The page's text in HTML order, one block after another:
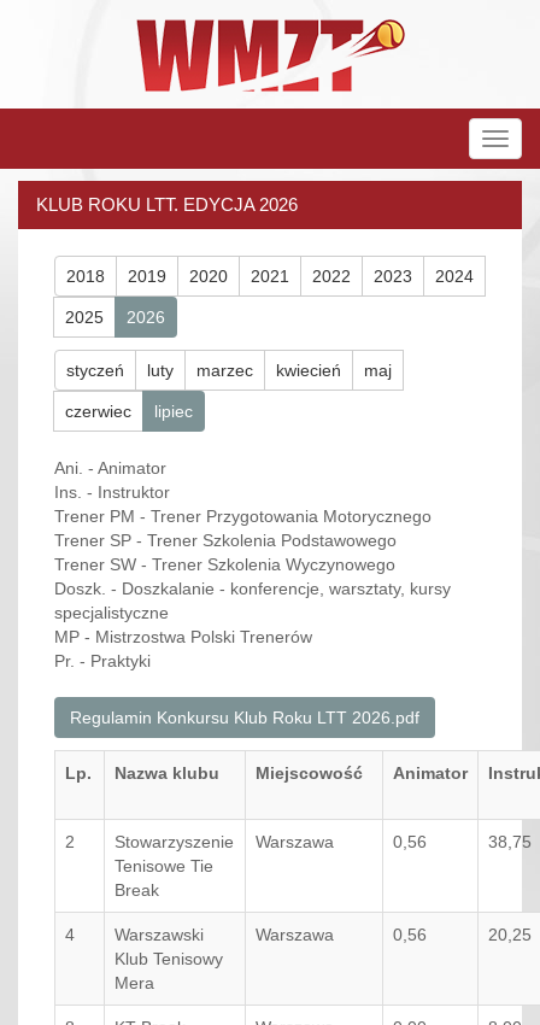
KLUB ROKU LTT. EDYCJA 2026
2018 2019 2020 2021 2022 2023 2024
2025 2026
styczeń luty marzec kwiecień maj
czerwiec lipiec
Ani. - Animator
Ins. - Instruktor
Trener PM - Trener Przygotowania Motorycznego
Trener SP - Trener Szkolenia Podstawowego
Trener SW - Trener Szkolenia Wyczynowego
Doszk. - Doszkalanie - konferencje, warsztaty, kursy
specjalistyczne
MP - Mistrzostwa Polski Trenerów
Pr. - Praktyki
Regulamin Konkursu Klub Roku LTT 2026.pdf
Lp. Nazwa klubu Miejscowość Animator
2
Stowarzyszenie
Tenisowe Tie
Break
Warszawa 0,56 38,75
4
Warszawski
Klub Tenisowy
Mera
Warszawa 0,56 20,25